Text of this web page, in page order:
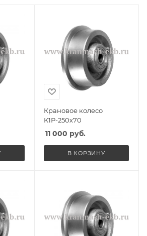
Крановое колесо
К1Р-250х70
11 000 руб.
В КОРЗИНУ